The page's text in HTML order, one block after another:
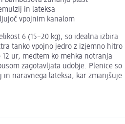
in lateksa
vpojnim kanalom
6 (15–20 kg), so idealna izbira
tanko vpojno jedro z izjemno hitro
ur, medtem ko mehka notranja
zagotavljata udobje. Plenice so
in naravnega lateksa, kar zmanjšuje